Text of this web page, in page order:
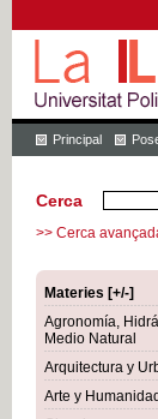
Principal
Cerca
>> Cerca
Materies [+/-]
Agronomía,
Medio Natural
Arquitectura y
Arte y